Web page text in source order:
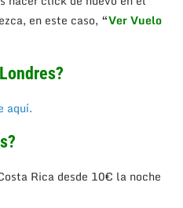
en este caso, “Ver Vuelo
aquí.
Rica desde 10€ la noche